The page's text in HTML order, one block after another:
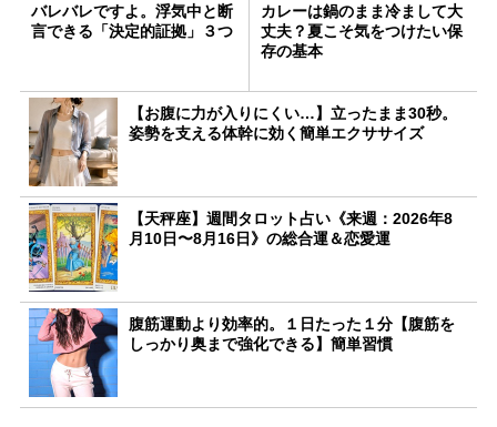
バレバレですよ。浮気中と断
言できる「決定的証拠」３つ
カレーは鍋のまま冷まして大
丈夫？夏こそ気をつけたい保
存の基本
【お腹に力が入りにくい…】立ったまま30秒。
姿勢を支える体幹に効く簡単エクササイズ
【天秤座】週間タロット占い《来週：2026年8
月10日〜8月16日》の総合運＆恋愛運
腹筋運動より効率的。１日たった１分【腹筋を
しっかり奥まで強化できる】簡単習慣